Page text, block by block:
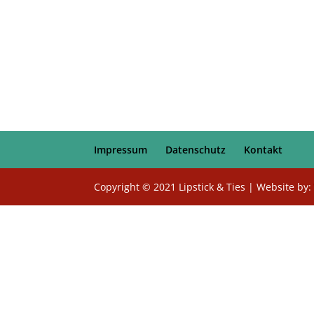
Impressum Datenschutz Kontakt
Copyright © 2021 Lipstick & Ties | Website by: